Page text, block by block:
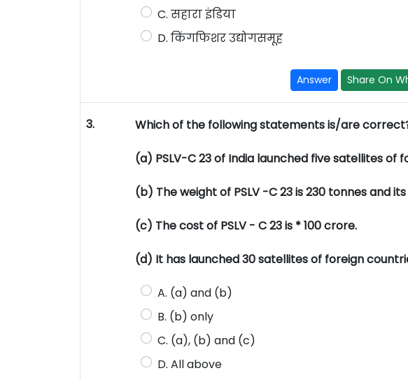
C. सहारा इंडिया
D. किंगफिशर उद्योगसमूह
Answer Share On
3. Which of the following statements is/are
(a) PSLV-C 23 of India launched five satellites of
(b) The weight of PSLV -C 23 is 230 tonnes and
(c) The cost of PSLV - C 23 is * 100 crore.
(d) It has launched 30 satellites of foreign
A. (a) and (b)
B. (b) only
C. (a), (b) and (c)
D. All above